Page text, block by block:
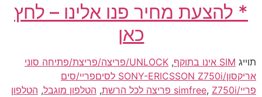
* להצעת מחיר פנו אלינו – לחץ
כאן
תוייג SIM אינו בתוקף ,
UNLOCK/פריצה/פריצת/פתיחה סוני
אריקסון/SONY-ERICSSON Z750i לסיםפריי/סים
פריי/simfree
, Z750i פריצה לכל הרשת , הטלפון מוגבל, הטלפון